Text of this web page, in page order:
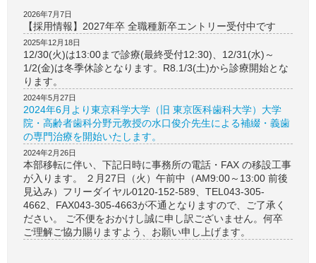
2026年7月7日
【採用情報】2027年卒 全職種新卒エントリー受付中です
2025年12月18日
12/30(火)は13:00まで診療(最終受付12:30)、12/31(水)～
1/2(金)は冬季休診となります。R8.1/3(土)から診療開始とな
ります。
2024年5月27日
2024年6月より東京科学大学（旧 東京医科歯科大学）大学
院・高齢者歯科分野元教授の水口俊介先生による補綴・義歯
の専門治療を開始いたします。
2024年2月26日
本部移転に伴い、下記日時に事務所の電話・FAX の移設工事
が入ります。 ２月27日（火）午前中（AM9:00～13:00 前後
見込み）フリーダイヤル0120-152-589、TEL043-305-
4662、FAX043-305-4663が不通となりますので、ご了承く
ださい。 ご不便をおかけし誠に申し訳ございません。何卒
ご理解ご協力賜りますよう、お願い申し上げます。